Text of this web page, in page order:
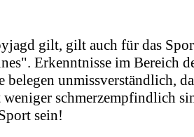
gilt, gilt auch für das
Erkenntnisse im Bereich
unmissverständlich,
schmerzempfindlich
sein!